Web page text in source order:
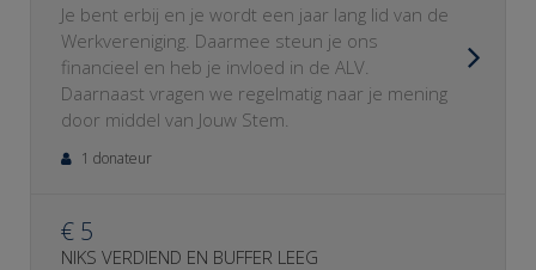
Je bent erbij en je wordt een jaar lang lid van de
Werkvereniging. Daarmee steun je ons
financieel en heb je invloed in de ALV.
Daarnaast vragen we regelmatig naar je mening
door middel van Jouw Stem.
1 donateur
€ 5
NIKS VERDIEND EN BUFFER LEEG